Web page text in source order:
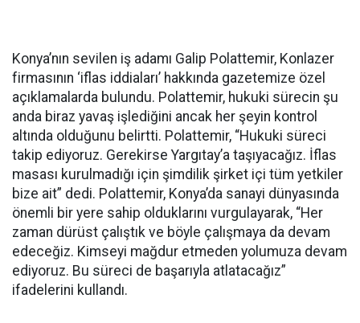
Konya’nın sevilen iş adamı Galip Polattemir, Konlazer
firmasının ‘iflas iddiaları’ hakkında gazetemize özel
açıklamalarda bulundu. Polattemir, hukuki sürecin şu
anda biraz yavaş işlediğini ancak her şeyin kontrol
altında olduğunu belirtti. Polattemir, “Hukuki süreci
takip ediyoruz. Gerekirse Yargıtay’a taşıyacağız. İflas
masası kurulmadığı için şimdilik şirket içi tüm yetkiler
bize ait” dedi. Polattemir, Konya’da sanayi dünyasında
önemli bir yere sahip olduklarını vurgulayarak, “Her
zaman dürüst çalıştık ve böyle çalışmaya da devam
edeceğiz. Kimseyi mağdur etmeden yolumuza devam
ediyoruz. Bu süreci de başarıyla atlatacağız”
ifadelerini kullandı.